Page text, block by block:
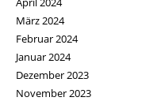
März 2024
Februar 2024
Januar 2024
Dezember 2023
November 2023